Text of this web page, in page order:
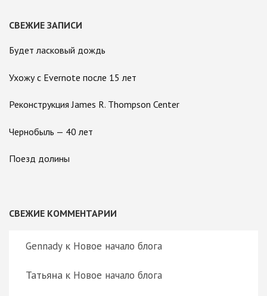
СВЕЖИЕ ЗАПИСИ
Будет ласковый дождь
Ухожу с Evernote после 15 лет
Реконструкция James R. Thompson Center
Чернобыль — 40 лет
Поезд долины
СВЕЖИЕ КОММЕНТАРИИ
Gennady к Новое начало блога
Татьяна к Новое начало блога